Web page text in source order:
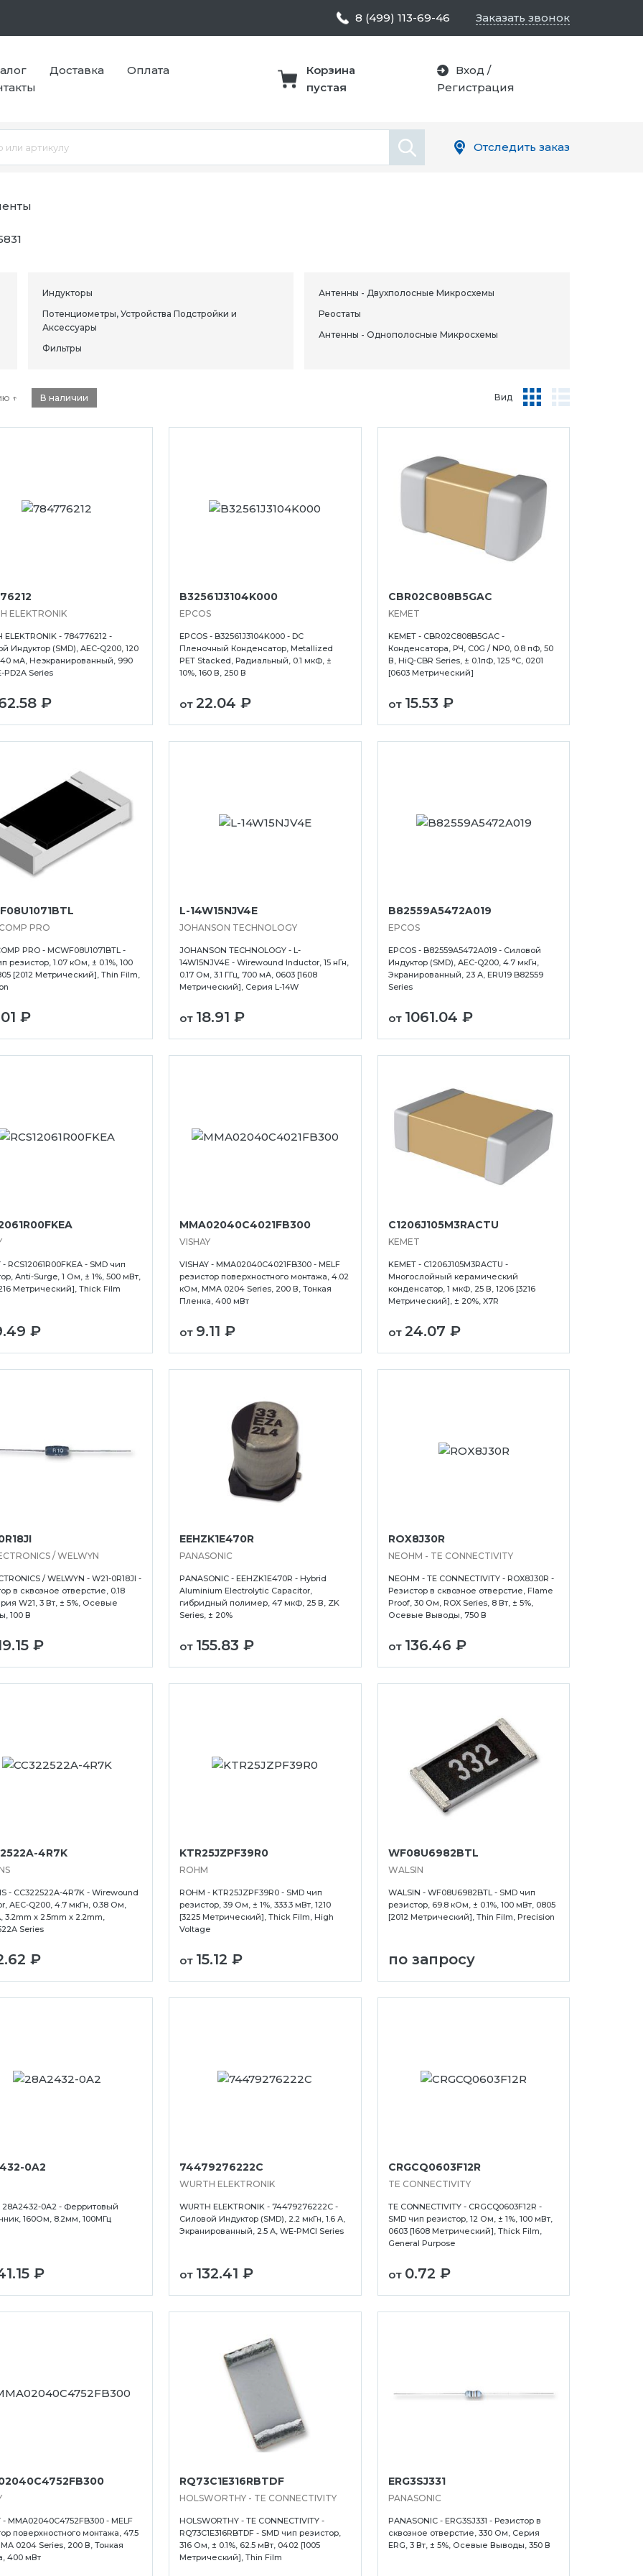
Индукторы
Потенциометры, Устройства Подстройки и
Аксессуары
Фильтры
Антенны - Двухполосные Микросхемы
Реостаты
Антенны - Однополосные Микросхемы
↑ В наличии Вид
ELEKTRONIK
ELEKTRONIK - 784776212 -
Индуктор (SMD), AEC-Q200, 120
мА, Неэкранированный, 990
PD2A Series
₽
B32561J3104K000
EPCOS
EPCOS - B32561J3104K000 - DC
Пленочный Конденсатор, Metallized
PET Stacked, Радиальный, 0.1 мкФ, ±
10%, 160 В, 250 В
от 22.04 ₽
CBR02C808B5GAC
KEMET
KEMET - CBR02C808B5GAC -
Конденсатора, РЧ, C0G / NP0, 0.8 пФ, 50
В, HiQ-CBR Series, ± 0.1пФ, 125 °C, 0201
[0603 Метрический]
от 15.53 ₽
PRO
PRO - MCWF08U1071BTL -
резистор, 1.07 кОм, ± 0.1%, 100
[2012 Метрический], Thin Film,
₽
L-14W15NJV4E
JOHANSON TECHNOLOGY
JOHANSON TECHNOLOGY - L-
14W15NJV4E - Wirewound Inductor, 15 нГн,
0.17 Ом, 3.1 ГГц, 700 мА, 0603 [1608
Метрический], Серия L-14W
от 18.91 ₽
B82559A5472A019
EPCOS
EPCOS - B82559A5472A019 - Силовой
Индуктор (SMD), AEC-Q200, 4.7 мкГн,
Экранированный, 23 А, ERU19 B82559
Series
от 1061.04 ₽
- RCS12061R00FKEA - SMD чип
Anti-Surge, 1 Ом, ± 1%, 500 мВт,
Метрический], Thick Film
₽
MMA02040C4021FB300
VISHAY
VISHAY - MMA02040C4021FB300 - MELF
резистор поверхностного монтажа, 4.02
кОм, MMA 0204 Series, 200 В, Тонкая
Пленка, 400 мВт
от 9.11 ₽
C1206J105M3RACTU
KEMET
KEMET - C1206J105M3RACTU -
Многослойный керамический
конденсатор, 1 мкФ, 25 В, 1206 [3216
Метрический], ± 20%, X7R
от 24.07 ₽
/ WELWYN
/ WELWYN - W21-0R18JI -
в сквозное отверстие, 0.18
W21, 3 Вт, ± 5%, Осевые
100 В
₽
EEHZK1E470R
PANASONIC
PANASONIC - EEHZK1E470R - Hybrid
Aluminium Electrolytic Capacitor,
гибридный полимер, 47 мкФ, 25 В, ZK
Series, ± 20%
от 155.83 ₽
ROX8J30R
NEOHM - TE CONNECTIVITY
NEOHM - TE CONNECTIVITY - ROX8J30R -
Резистор в сквозное отверстие, Flame
Proof, 30 Ом, ROX Series, 8 Вт, ± 5%,
Осевые Выводы, 750 В
от 136.46 ₽
4R7K
- CC322522A-4R7K - Wirewound
AEC-Q200, 4.7 мкГн, 0.38 Ом,
3.2mm x 2.5mm x 2.2mm,
Series
₽
KTR25JZPF39R0
ROHM
ROHM - KTR25JZPF39R0 - SMD чип
резистор, 39 Ом, ± 1%, 333.3 мВт, 1210
[3225 Метрический], Thick Film, High
Voltage
от 15.12 ₽
WF08U6982BTL
WALSIN
WALSIN - WF08U6982BTL - SMD чип
резистор, 69.8 кОм, ± 0.1%, 100 мВт, 0805
[2012 Метрический], Thin Film, Precision
по запросу
0A2
28A2432-0A2 - Ферритовый
160Ом, 8.2мм, 100МГц
₽
74479276222C
WURTH ELEKTRONIK
WURTH ELEKTRONIK - 74479276222C -
Силовой Индуктор (SMD), 2.2 мкГн, 1.6 А,
Экранированный, 2.5 А, WE-PMCI Series
от 132.41 ₽
CRGCQ0603F12R
TE CONNECTIVITY
TE CONNECTIVITY - CRGCQ0603F12R -
SMD чип резистор, 12 Ом, ± 1%, 100 мВт,
0603 [1608 Метрический], Thick Film,
General Purpose
от 0.72 ₽
- MMA02040C4752FB300 - MELF
поверхностного монтажа, 47.5
0204 Series, 200 В, Тонкая
400 мВт
RQ73C1E316RBTDF
HOLSWORTHY - TE CONNECTIVITY
HOLSWORTHY - TE CONNECTIVITY -
RQ73C1E316RBTDF - SMD чип резистор,
316 Ом, ± 0.1%, 62.5 мВт, 0402 [1005
Метрический], Thin Film
ERG3SJ331
PANASONIC
PANASONIC - ERG3SJ331 - Резистор в
сквозное отверстие, 330 Ом, Серия
ERG, 3 Вт, ± 5%, Осевые Выводы, 350 В
8 (499) 113-69-46 Заказать звонок
Доставка
Оплата
Корзина
пустая
Вход /
Регистрация
Отследить заказ
Челябинск
Череповец